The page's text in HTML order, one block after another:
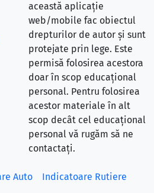
această aplicație
web/mobile fac obiectul
drepturilor de autor și sunt
protejate prin lege. Este
permisă folosirea acestora
doar în scop educațional
personal. Pentru folosirea
acestor materiale în alt
scop decât cel educațional
personal vă rugăm să ne
contactați.
Auto Indicatoare Rutiere